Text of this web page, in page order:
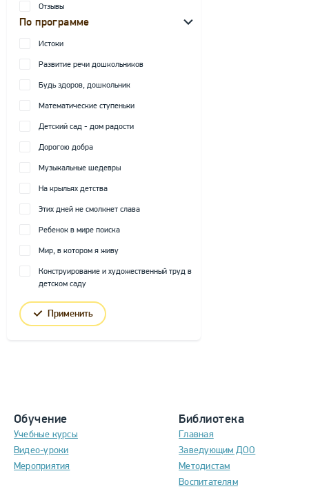
Отзывы
По программе
Истоки
Развитие речи дошкольников
Будь здоров, дошкольник
Математические ступеньки
Детский сад - дом радости
Дорогою добра
Музыкальные шедевры
На крыльях детства
Этих дней не смолкнет слава
Ребенок в мире поиска
Мир, в котором я живу
Конструирование и художественный труд в
детском саду
Применить
Обучение
Учебные курсы
Видео-уроки
Мероприятия
Библиотека
Главная
Заведующим ДОО
Методистам
Воспитателям